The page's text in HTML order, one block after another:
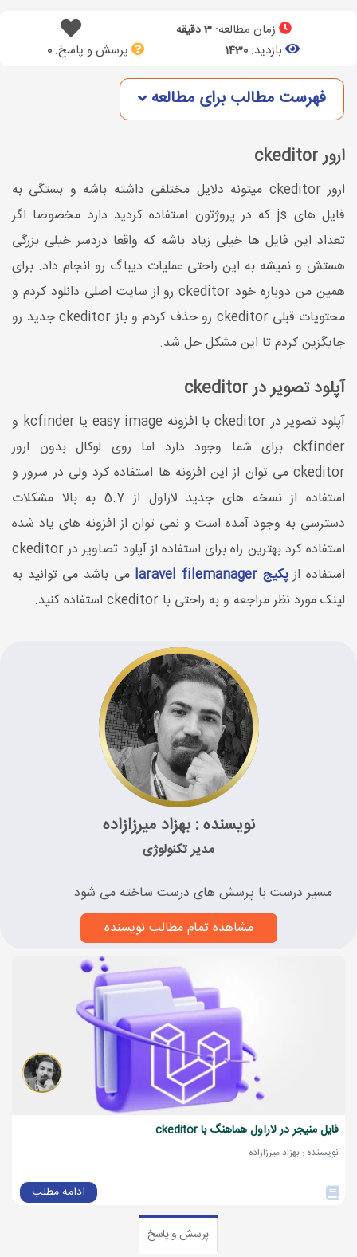
زمان مطالعه: 3 دقیقه
بازدید:1430 پرسش و پاسخ:0
فهرست مطالب برای مطالعه
ارور ckeditor
ارور ckeditor میتونه دلایل مختلفی داشته باشه و بستگی به
فایل های js که در پروژتون استفاده کردید دارد مخصوصا اگر
تعداد این فایل ها خیلی زیاد باشه که واقعا دردسر خیلی بزرگی
هستش و نمیشه به این راحتی عملیات دیباگ رو انجام داد. برای
همین من دوباره خود ckeditor رو از سایت اصلی دانلود کردم و
محتویات قبلی ckeditor رو حذف کردم و باز ckeditor جدید رو
جایگزین کردم تا این مشکل حل شد.
آپلود تصویر در ckeditor
آپلود تصویر در ckeditor با افزونه easy image یا kcfinder و
ckfinder برای شما وجود دارد اما روی لوکال بدون ارور
ckeditor می توان از این افزونه ها استفاده کرد ولی در سرور و
استفاده از نسخه های جدید لاراول از 5.7 به بالا مشکلات
دسترسی به وجود آمده است و نمی توان از افزونه های یاد شده
استفاده کرد بهترین راه برای استفاده از آپلود تصاویر در ckeditor
استفاده ازپکیج laravel filemanager
می باشد می توانید به
لینک مورد نظر مراجعه و به راحتی با ckeditor استفاده کنید.
نویسنده : بهزاد میرزازاده
مدیر تکنولوژی
مسیر درست با پرسش های درست ساخته می شود
مشاهده تمام مطالب نویسنده
فایل منیجر در لاراول هماهنگ با ckeditor
نویسنده : بهزاد میرزازاده
ادامه مطلب
پرسش و پاسخ